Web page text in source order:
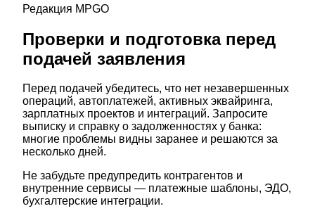
Редакция MPGO
Проверки и подготовка перед
подачей заявления
Перед подачей убедитесь, что нет незавершенных
операций, автоплатежей, активных эквайринга,
зарплатных проектов и интеграций. Запросите
выписку и справку о задолженностях у банка:
многие проблемы видны заранее и решаются за
несколько дней.
Не забудьте предупредить контрагентов и
внутренние сервисы — платежные шаблоны, ЭДО,
бухгалтерские интеграции.